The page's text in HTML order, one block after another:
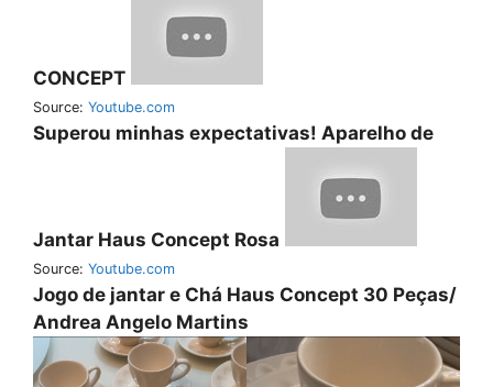
CONCEPT
Source: Youtube.com
Superou minhas expectativas! Aparelho de
Jantar Haus Concept Rosa
Source: Youtube.com
Jogo de jantar e Chá Haus Concept 30 Peças/
Andrea Angelo Martins